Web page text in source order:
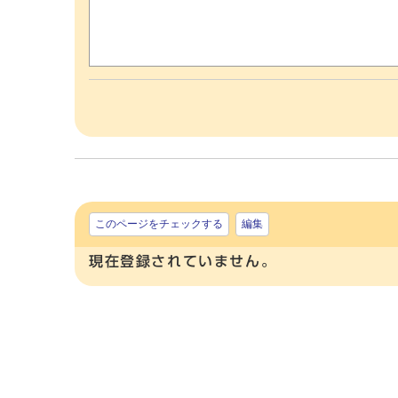
このページをチェックする 編集
現在登録されていません。